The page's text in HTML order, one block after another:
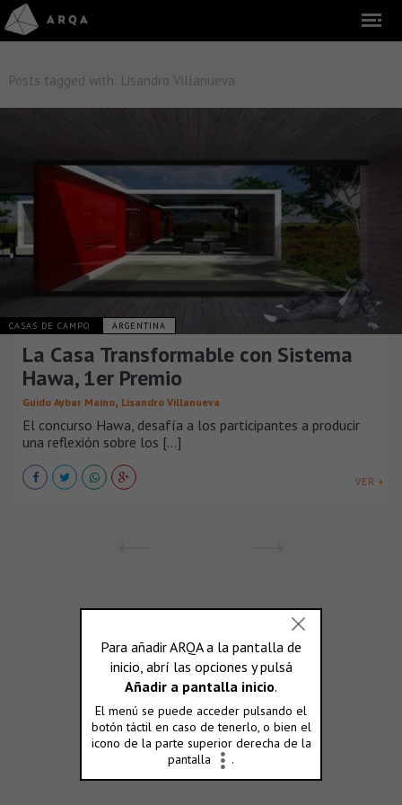
Posts tagged with: Lisandro Villanueva
CASAS DE CAMPO ARGENTINA
La Casa Transformable con Sistema
Hawa, 1er Premio
Guido Aybar Maino, Lisandro Villanueva
El concurso Hawa, desafía a los participantes a producir
una reflexión sobre los [...]
VER +